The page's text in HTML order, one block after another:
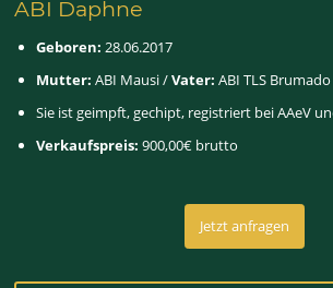
ABI Daphne
Geboren: 28.06.2017
Mutter: ABI Mausi /Vater: ABI TLS Brumado
Sie ist geimpft, gechipt, registriert bei AAeV
Verkaufspreis: 900,00€ brutto
Jetzt anfragen